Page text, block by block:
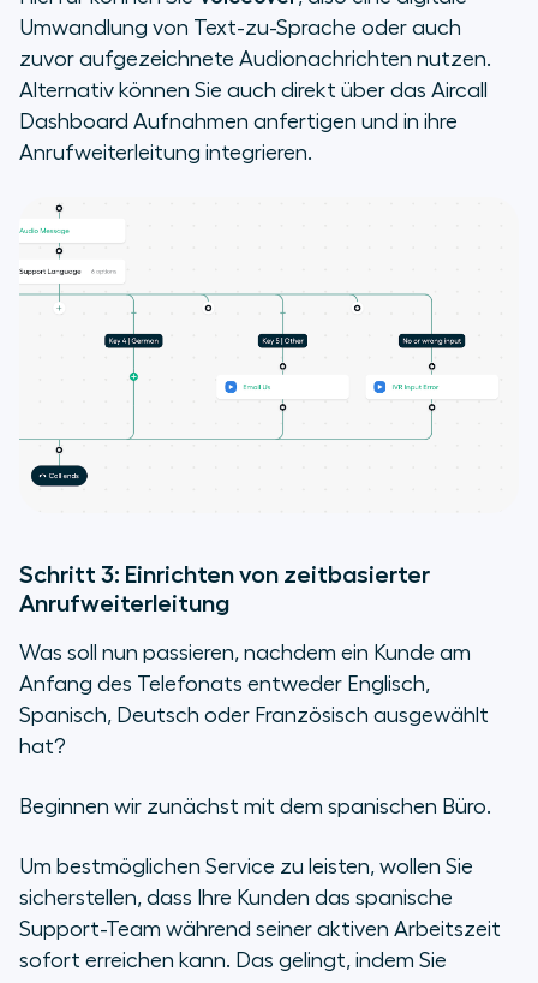
Umwandlung von Text-zu-Sprache oder auch
zuvor aufgezeichnete Audionachrichten nutzen.
Alternativ können Sie auch direkt über das Aircall
Dashboard Aufnahmen anfertigen und in ihre
Anrufweiterleitung integrieren.
Schritt 3: Einrichten von zeitbasierter
Anrufweiterleitung
Was soll nun passieren, nachdem ein Kunde am
Anfang des Telefonats entweder Englisch,
Spanisch, Deutsch oder Französisch ausgewählt
hat?
Beginnen wir zunächst mit dem spanischen Büro.
Um bestmöglichen Service zu leisten, wollen Sie
sicherstellen, dass Ihre Kunden das spanische
Support-Team während seiner aktiven Arbeitszeit
sofort erreichen kann. Das gelingt, indem Sie